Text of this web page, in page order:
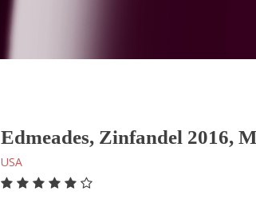
Edmeades, Zinfandel 2016,
USA